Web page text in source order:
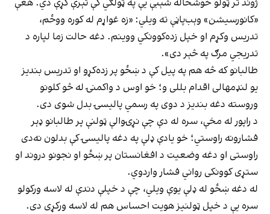
«کانورسیشن» وېب‌پاڼې ته ویلي: «زه غواړم له کوره ووځم،
تدریس وکړم او خپل زده‌کوونکي ووینم. دغه حالت زما لپاره د
تدریجي مرګ په څېر دی».
طالبانو که څه هم په پیل کې د ښځو پر زده‌‌کړو او تدریس بندیز
یو لنډمهالی اقدام بللی و؛ خو اوس د واکمنۍ له څو کلونو
وروسته دغه بندیز د دوی په رسمي پالیسۍ بدل شوی دی.
د راپور له مخې، سره له دې چې نړۍوالې ټولنې پر طالبانو ډېر
فشارونه راوستي؛ خو یادې ډلې په دغه پالیسۍ کې بدلون نه‌دی
راوستی او دغه وضعیت د افغانستان پر ښځو او نجونو دروند او
ستړی کوونکی رواني فشار واردوي.
له دغه ښځو له ډلې یوې ویلي، چې د خپلې دندې له لاسه ورکولو
سره یې د خپل ټولنیز هویت احساس هم له لاسه ورکړی دی.